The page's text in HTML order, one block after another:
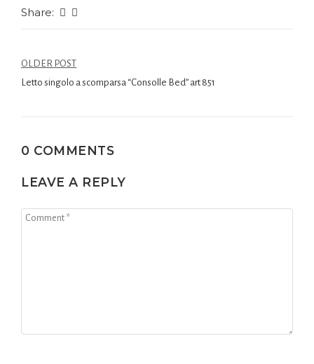
Share:
OLDER POST
Letto singolo a scomparsa “Consolle Bed” art 851
0 COMMENTS
LEAVE A REPLY